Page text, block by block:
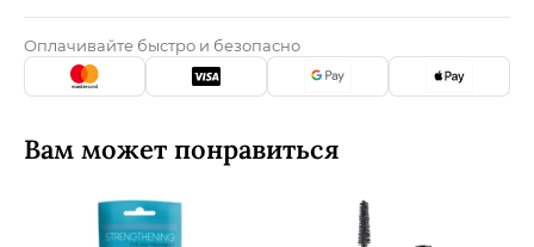
Акции
Скидки
Оплачивайте быстро и безопасно
Вам может понравиться